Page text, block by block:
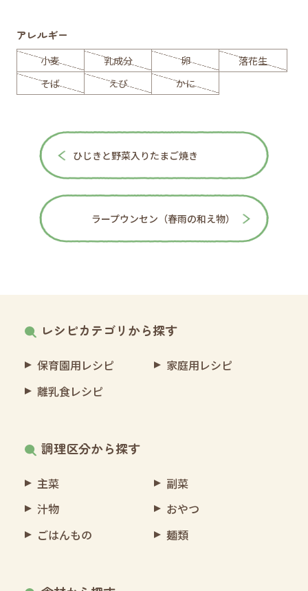
アレルギー
小麦 乳成分 卵
落花生
そば
えび かに
ひじきと野菜入りたまご焼き
ラープウンセン（春雨の和え物）
レシピカテゴリから探す
保育園用レシピ
家庭用レシピ
離乳食レシピ
調理区分から探す
主菜
副菜
汁物
おやつ
ごはんもの
麺類